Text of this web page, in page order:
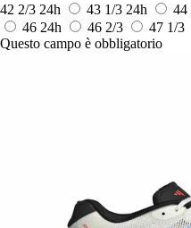
42 2/3 24h 43 1/3 24h 44
46 24h 46 2/3 47 1/3
Questo campo è obbligatorio